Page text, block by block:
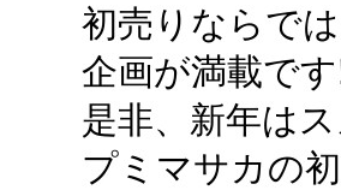
初売りならで
企画が満載で
是非、新年は
プミマサカの